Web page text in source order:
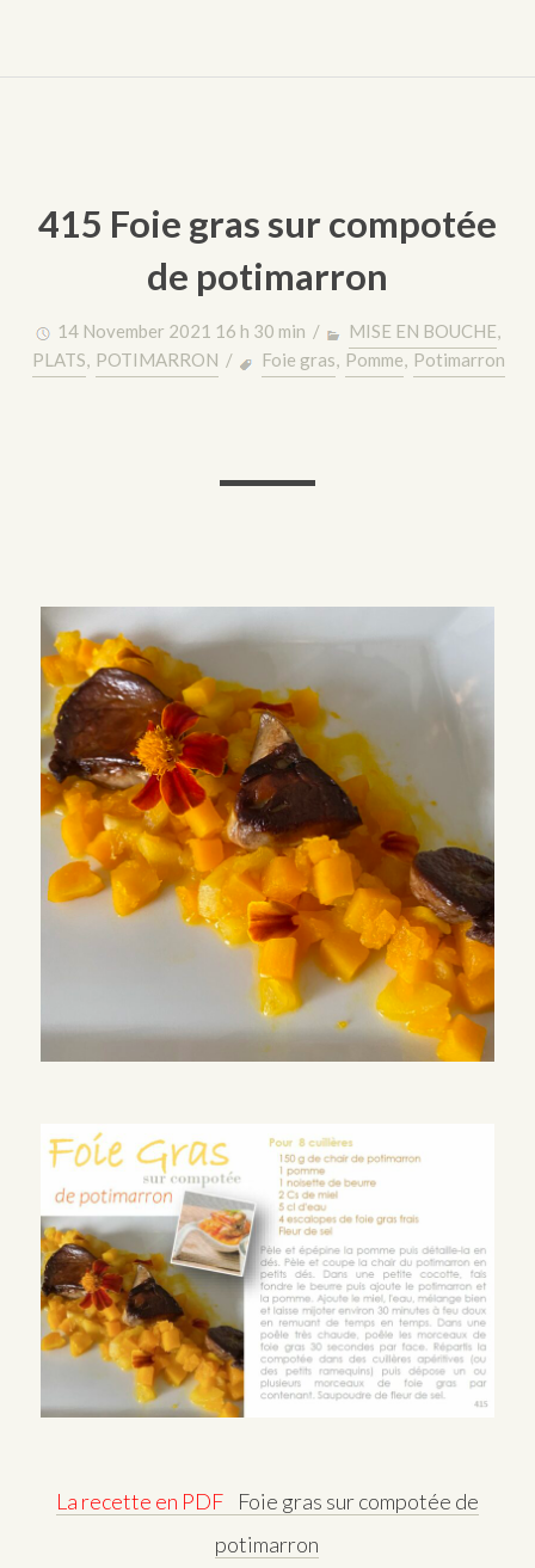
415 Foie gras sur compotée
de potimarron
14 November 2021 16 h 30 min / MISE EN BOUCHE,
PLATS, POTIMARRON / Foie gras, Pomme, Potimarron
La recette en PDF
Foie gras sur compotée de
potimarron